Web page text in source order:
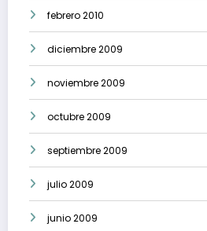
febrero 2010
diciembre 2009
noviembre 2009
octubre 2009
septiembre 2009
julio 2009
junio 2009